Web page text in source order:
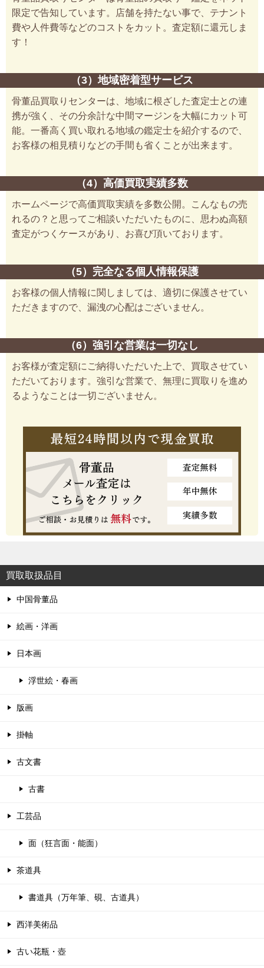
限定で告知しています。店舗を持たない事で、テナント
費や人件費等などのコストをカット。査定額に還元しま
す！
（3）地域密着型サービス
骨董品買取りセンターは、地域に根ざした査定士との連
携が強く、その分余計な中間マージンを大幅にカット可
能。一番高く買い取れる地域の鑑定士を紹介するので、
お客様の相見積りなどの手間も省くことが出来ます。
（4）高価買取実績多数
ホームページで高価買取実績を多数公開。こんなもの売
れるの？と思ってご相談いただいたものに、思わぬ高額
査定がつくケースがあり、お喜び頂いております。
（5）完全なる個人情報保護
お客様の個人情報に関しましては、適切に保護させてい
ただきますので、漏洩の心配はございません。
（6）強引な営業は一切なし
お客様が査定額にご納得いただいた上で、買取させてい
ただいております。強引な営業で、無理に買取りを進め
るようなことは一切ございません。
買取取扱品目
中国骨董品
絵画・洋画
日本画
浮世絵・春画
版画
掛軸
古文書
古書
工芸品
面（狂言面・能面）
茶道具
書道具（万年筆、硯、古道具）
西洋美術品
古い花瓶・壺